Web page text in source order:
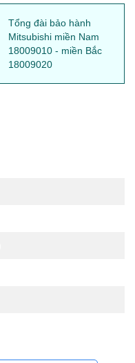
Tổng đài bảo hành
Mitsubishi miền Nam
18009010 - miền Bắc
18009020